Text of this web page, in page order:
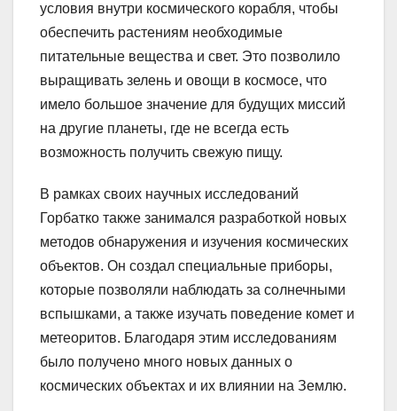
условия внутри космического корабля, чтобы
обеспечить растениям необходимые
питательные вещества и свет. Это позволило
выращивать зелень и овощи в космосе, что
имело большое значение для будущих миссий
на другие планеты, где не всегда есть
возможность получить свежую пищу.
В рамках своих научных исследований
Горбатко также занимался разработкой новых
методов обнаружения и изучения космических
объектов. Он создал специальные приборы,
которые позволяли наблюдать за солнечными
вспышками, а также изучать поведение комет и
метеоритов. Благодаря этим исследованиям
было получено много новых данных о
космических объектах и их влиянии на Землю.